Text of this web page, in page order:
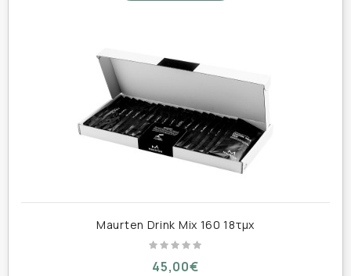
οι επιστήμονες συνειδητοποίησαν ότι η
κατανάλωση υδατανθράκων κατά τη διάρκεια της
άσκησης αύξανε την απόδοση. Με ένα μείγμα
ζάχαρης, αλάτων και λεμονάδας, γεννήθηκε το
πρώτο αθλητικό ρόφημα. Αλλά τα ροφήματα με
υδατάνθρακες μπορεί να προκαλέσουν
καλά τις υψηλές συγκεντρώσεις ζάχαρης - που
συχνά οδηγούν σε βραδύτερη γαστρική εκκένωση
και δυσφορία στο γαστρεντερικό σύστημα. Στην
Maurten ξεκινάμε μια νέα σειρά αθλητικών
Maurten Drink Mix 160 18τμχ
45,00€